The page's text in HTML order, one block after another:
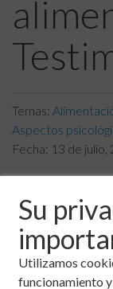
Su
Utilizamos
funcionamiento
Temas:
Aspectos
Fecha: 13 de julio,
tipo 1 y
su testimonio
mayor
profesionales,
cercano.